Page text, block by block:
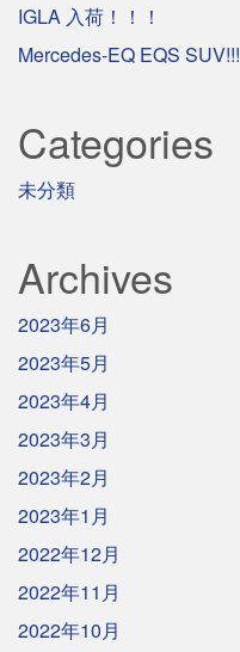
IGLA 入荷！！！
Mercedes-EQ EQS SUV!!!
Categories
未分類
Archives
2023年6月
2023年5月
2023年4月
2023年3月
2023年2月
2023年1月
2022年12月
2022年11月
2022年10月